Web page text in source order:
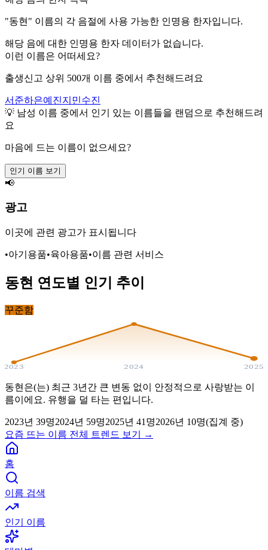
"동현 " 이름의 각 음절에 사용 가능한 인명용 한자입니다.
해당 음에 대한 인명용 한자 데이터가 없습니다.
이런 이름은 어떠세요?
출생신고 상위 500개 이름 중에서 추천해드려요
서준하은예진지민수진
💡 남성 이름 중에서 인기 있는 이름들을 랜덤으로 추천해드려
요
마음에 드는 이름이 없으세요?
인기 이름 보기
📢
광고
이곳에 관련 광고가 표시됩니다
•아기용품•육아용품•이름 관련 서비스
동현 연도별 인기 추이
꾸준함
2023 2024 2025
동현은(는) 최근 3년간 큰 변동 없이 안정적으로 사랑받는 이
름이에요. 유행을 덜 타는 편입니다.
2023년 39명2024년 59명2025년 41 명2026년 10명(집계 중)
요즘 뜨는 이름 전체 트렌드 보기 →
홈
이름 검색
인기 이름